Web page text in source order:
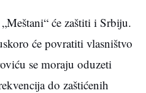
će zaštiti i Srbiju.
će povratiti vlasništvo
se moraju oduzeti
do zaštićenih